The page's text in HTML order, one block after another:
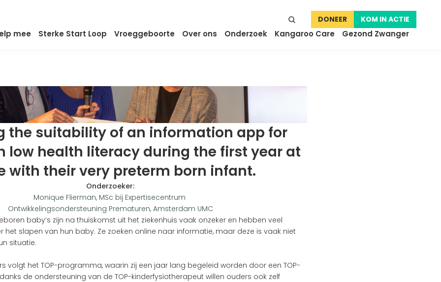
DONEER KOM IN ACTIE
mee Sterke Start Loop Vroeggeboorte Over ons Onderzoek Kangaroo Care Gezond Zwanger
the suitability of an information app for
low health literacy during the first year at
with their very preterm born infant.
Onderzoeker:
Monique Flierman, MSc bij Expertisecentrum
Ontwikkelingsondersteuning Prematuren, Amsterdam UMC
baby’s zijn na thuiskomst uit het ziekenhuis vaak onzeker en hebben veel
het slapen van hun baby. Ze zoeken online naar informatie, maar deze is vaak niet
situatie.
volgt het TOP-programma, waarin zij een jaar lang begeleid worden door een TOP-
de ondersteuning van de TOP-kinderfysiotherapeut willen ouders ook zelf